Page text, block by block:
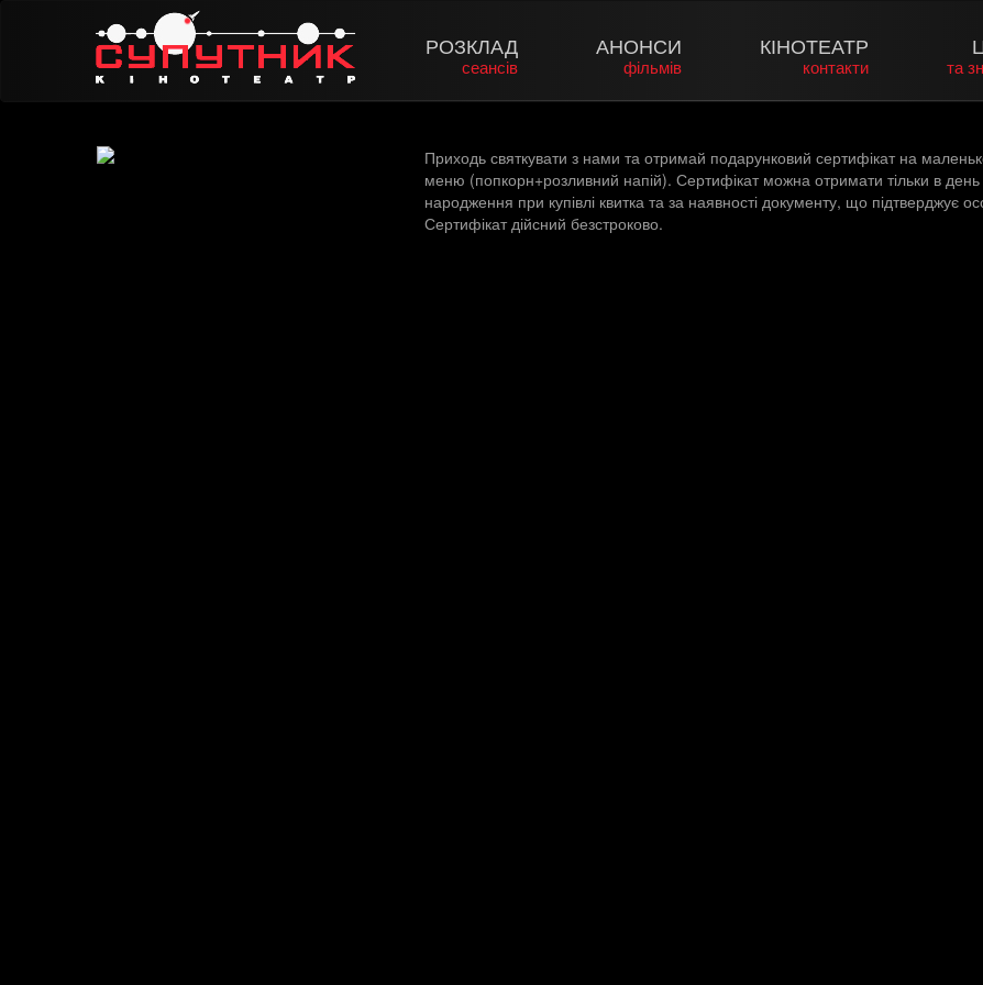
РОЗКЛАД
сеансів
АНОНСИ
фільмів
КІНОТЕАТР
контакти та
Приходь святкувати з нами та отримай подарунковий сертифікат на
меню (попкорн+розливний напій). Сертифікат можна отримати тільки в день
народження при купівлі квитка та за наявності документу, що підтверджує
Сертифікат дійсний безстроково.